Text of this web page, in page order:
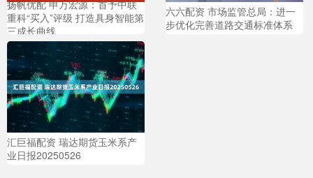
扬帆优配 申万宏源：首予中联
重科“买入”评级 打造具身智能第
三成长曲线
六六配资 市场监管总局：进一
步优化完善道路交通标准体系
汇巨福配资 瑞达期货玉米系产
业日报20250526